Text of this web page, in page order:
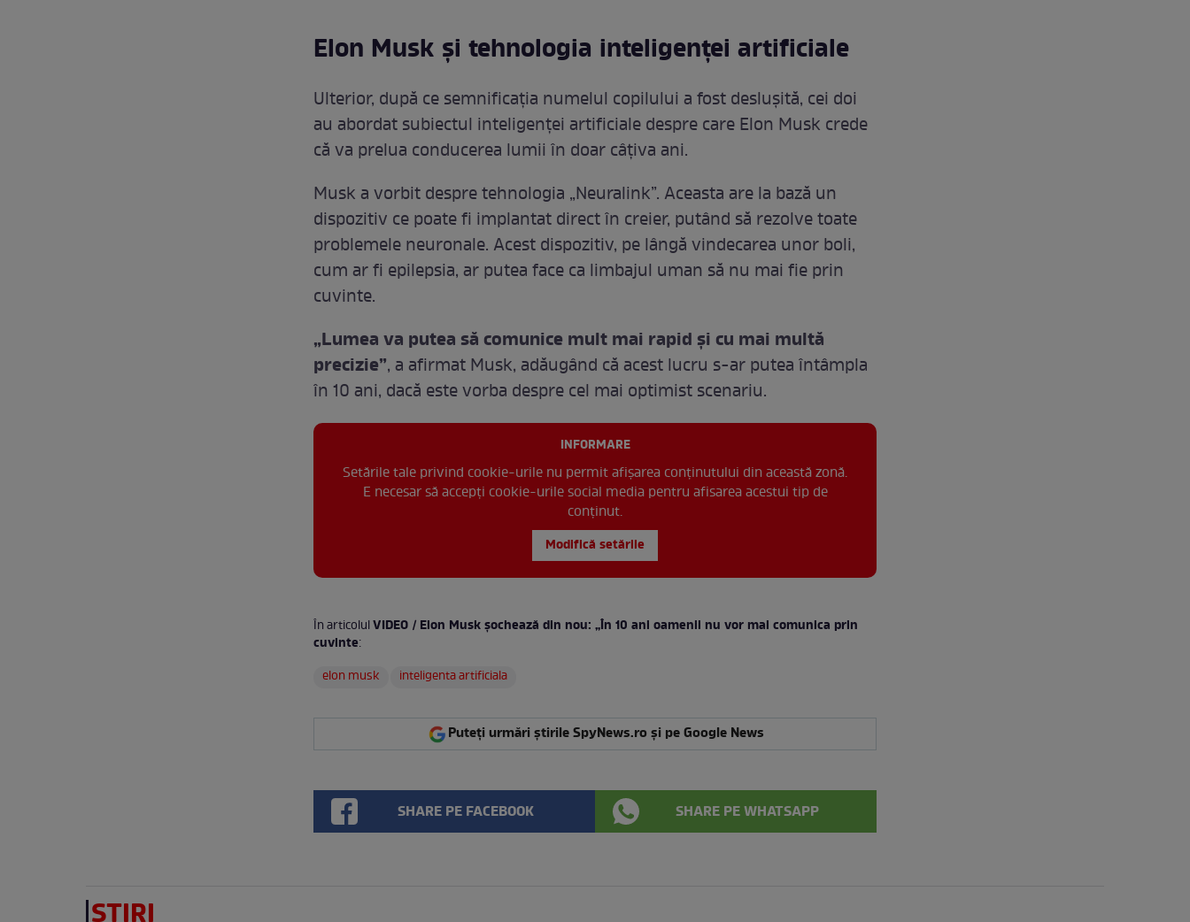
Elon Musk și tehnologia inteligenței artificiale
Ulterior, după ce semnificația numelul copilului a fost deslușită, cei doi
au abordat subiectul inteligenței artificiale despre care Elon Musk crede
că va prelua conducerea lumii în doar câțiva ani.
Musk a vorbit despre tehnologia „Neuralink”. Aceasta are la bază un
dispozitiv ce poate fi implantat direct în creier, putând să rezolve toate
problemele neuronale. Acest dispozitiv, pe lângă vindecarea unor boli,
cum ar fi epilepsia, ar putea face ca limbajul uman să nu mai fie prin
cuvinte.
„Lumea va putea să comunice mult mai rapid și cu mai multă
precizie”, a afirmat Musk, adăugând că acest lucru s-ar putea întâmpla
în 10 ani, dacă este vorba despre cel mai optimist scenariu.
INFORMARE
Setările tale privind cookie-urile nu permit afișarea conținutului din această zonă.
E necesar să accepți cookie-urile social media pentru afisarea acestui tip de
conținut.
Modifică setările
În articolulVIDEO / Elon Musk șochează din nou: „În 10 ani oamenii nu vor mai comunica prin
cuvinte:
elon musk
inteligenta artificiala
Puteți urmări știrile SpyNews.ro și pe Google News
SHARE PE FACEBOOK SHARE PE WHATSAPP